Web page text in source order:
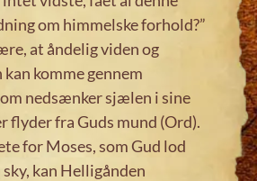
om himmelske forhold?”
at åndelig viden og
komme gennem
nedsænker sjælen i sine
flyder fra Guds mund (Ord).
for Moses, som Gud lod
kan Helligånden